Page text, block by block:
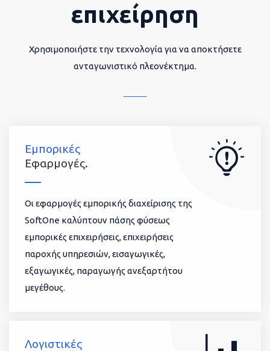
επιχείρηση
Χρησιμοποιήστε την τεχνολογία για να αποκτήσετε
ανταγωνιστικό πλεονέκτημα.
Εμπορικές
Εφαρμογές.
Οι εφαρμογές εμπορικής διαχείρισης της
SoftOne καλύπτουν πάσης φύσεως
εμπορικές επιχειρήσεις, επιχειρήσεις
παροχής υπηρεσιών, εισαγωγικές,
εξαγωγικές, παραγωγής ανεξαρτήτου
μεγέθους.
Λογιστικές